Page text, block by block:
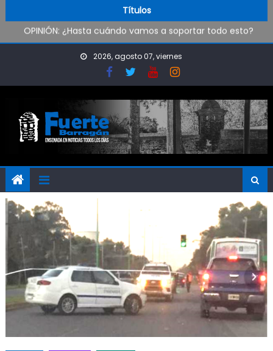
Títulos
Oxbow Argentina brindó talleres de empleabilidad a
Oportunidad para ingresar a la Policía Bonaerense
2026, agosto 07, viernes